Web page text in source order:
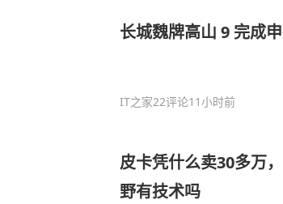
长城魏牌高山 9 完成
IT之家22评论11小时前
皮卡凭什么卖30多万
野有技术吗